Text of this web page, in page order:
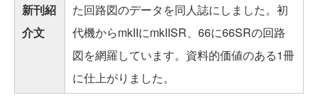
新刊紹
介文
た回路図のデータを同人誌にしました。初
代機からmkIIにmkIISR、66に66SRの回路
図を網羅しています。資料的価値のある1冊
に仕上がりました。